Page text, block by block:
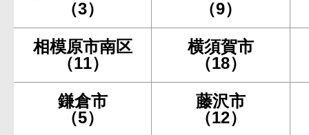
（3）
（9）
相模原市南区
（11）
横須賀市
（18）
鎌倉市
（5）
藤沢市
（12）